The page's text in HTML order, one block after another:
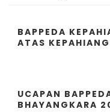
BAPPEDA
ATAS
UCAPAN
BHAYANGKARA